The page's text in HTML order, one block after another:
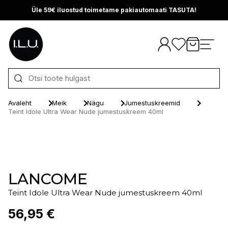
Üle 59€ iluostud toimetame pakiautomaati TASUTA!
Otse sisu juurde
Avaleht Meik Nägu
Jumestuskreemid
Teint Idole Ultra Wear Nude jumestuskreem 40ml
LANCOME
Teint Idole Ultra Wear Nude jumestuskreem 40ml
56,95 €